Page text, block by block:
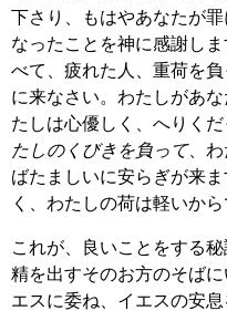
下さり、もはやあなたが
なったことを神に感謝し
べて、疲れた人、重荷を
に来なさい。わたしがあ
たしは心優しく、へりく
たしのくびきを負って、
ばたましいに安らぎが来
く、わたしの荷は軽いか
これが、良いことをする
精を出すそのお方のそば
エスに委ね、イエスの安